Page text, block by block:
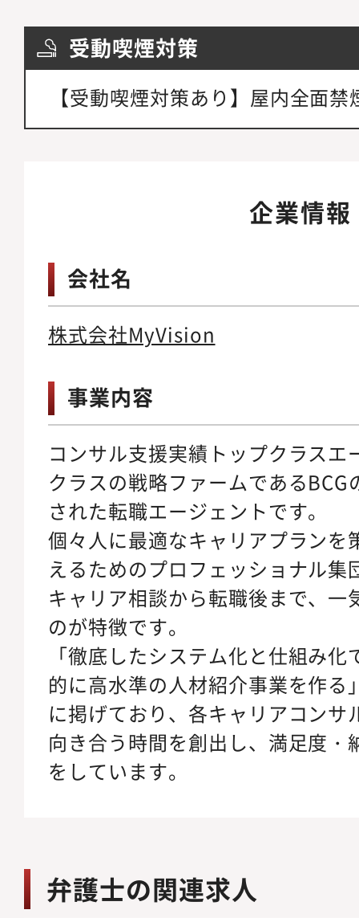
受動喫煙対策
【受動喫煙対策あり】屋内全面禁
企業情報
会社名
株式会社MyVision
事業内容
コンサル支援実績トップクラスエ
クラスの戦略ファームである
された転職エージェントです。
個々人に最適なキャリアプランを
えるためのプロフェッショナル集
キャリア相談から転職後まで、一
のが特徴です。
「徹底したシステム化と仕組み
的に高水準の人材紹介事業を作る
に掲げており、各キャリアコンサ
向き合う時間を創出し、満足度・
をしています。
弁護士の関連求人